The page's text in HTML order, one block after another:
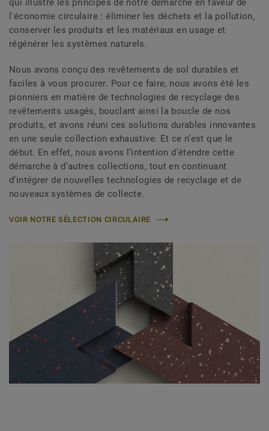
qui illustre les principes de notre démarche en faveur de
l'économie circulaire : éliminer les déchets et la pollution,
conserver les produits et les matériaux en usage et
régénérer les systèmes naturels.
Nous avons conçu des revêtements de sol durables et
faciles à vous procurer. Pour ce faire, nous avons été les
pionniers en matière de technologies de recyclage des
revêtements usagés, bouclant ainsi la boucle de nos
produits, et avons réuni ces solutions durables innovantes
en une seule collection exhaustive. Et ce n’est que le
début. En effet, nous avons l’intention d’étendre cette
démarche à d’autres collections, tout en continuant
d’intégrer de nouvelles technologies de recyclage et de
nouveaux systèmes de collecte.
VOIR NOTRE SÉLECTION CIRCULAIRE